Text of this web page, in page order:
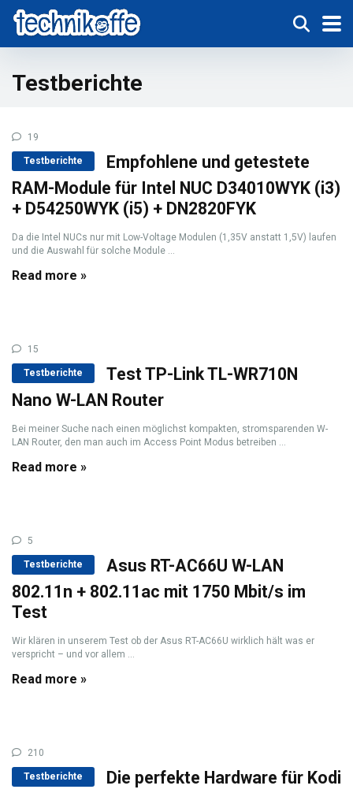
Testberichte
19
Testberichte
Empfohlene und getestete
RAM-Module für Intel NUC D34010WYK (i3)
+ D54250WYK (i5) + DN2820FYK
Da die Intel NUCs nur mit Low-Voltage Modulen (1,35V anstatt 1,5V) laufen
und die Auswahl für solche Module ...
Read more »
15
Testberichte
Test TP-Link TL-WR710N
Nano W-LAN Router
Bei meiner Suche nach einen möglichst kompakten, stromsparenden W-
LAN Router, den man auch im Access Point Modus betreiben ...
Read more »
5
Testberichte
Asus RT-AC66U W-LAN
802.11n + 802.11ac mit 1750 Mbit/s im
Test
Wir klären in unserem Test ob der Asus RT-AC66U wirklich hält was er
verspricht – und vor allem ...
Read more »
210
Testberichte
Die perfekte Hardware für Kodi